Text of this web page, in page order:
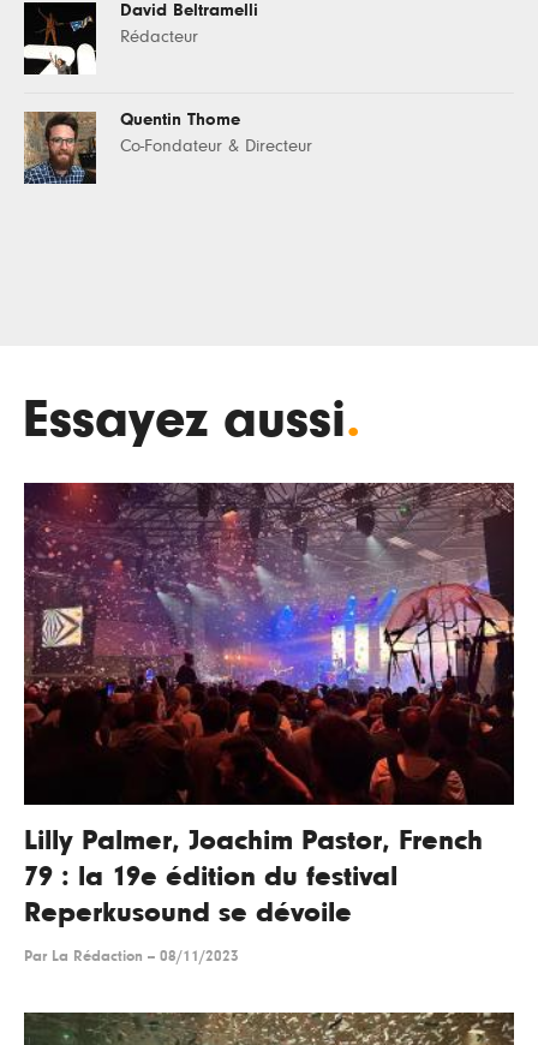
David Beltramelli
Rédacteur
Quentin Thome
Co-Fondateur & Directeur
Essayez aussi.
Lilly Palmer, Joachim Pastor, French
79 : la 19e édition du festival
Reperkusound se dévoile
Par La Rédaction -- 08/11/2023